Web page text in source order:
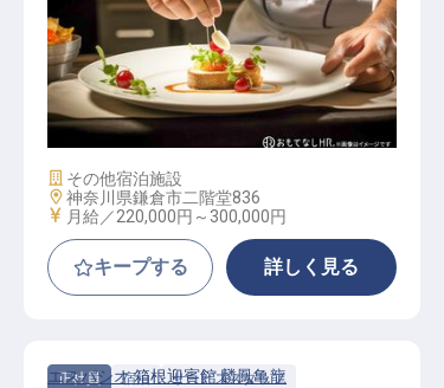
フレンチ（洋食） / 正社員
施設業態
その他宿泊施設
勤務地
神奈川県鎌倉市二階堂836
給与
月給／220,000円～ 300,000円
キープする 詳しく見る
正社員 宿泊 サービススタッフ
エスパシオ 箱根迎賓館 麟鳳亀龍